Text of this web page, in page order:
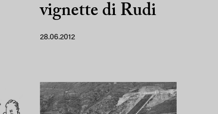
vignette di Rudi
28.06.2012